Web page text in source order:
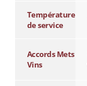
Température
de service
Accords Mets
Vins